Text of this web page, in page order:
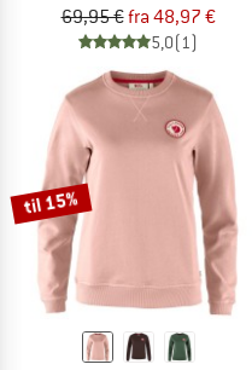
69,95 €fra 48,97 €
5,0(1)
til 15%